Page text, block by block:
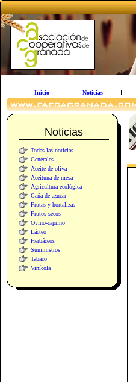
Inicio Noticias
Noticias
Todas las noticias
Generales
Aceite de oliva
Aceituna de mesa
Agricultura ecológica
Caña de azúcar
Frutas y hortalizas
Frutos secos
Ovino-caprino
Lácteo
Herbáceos
Suministros
Tabaco
Vinícola